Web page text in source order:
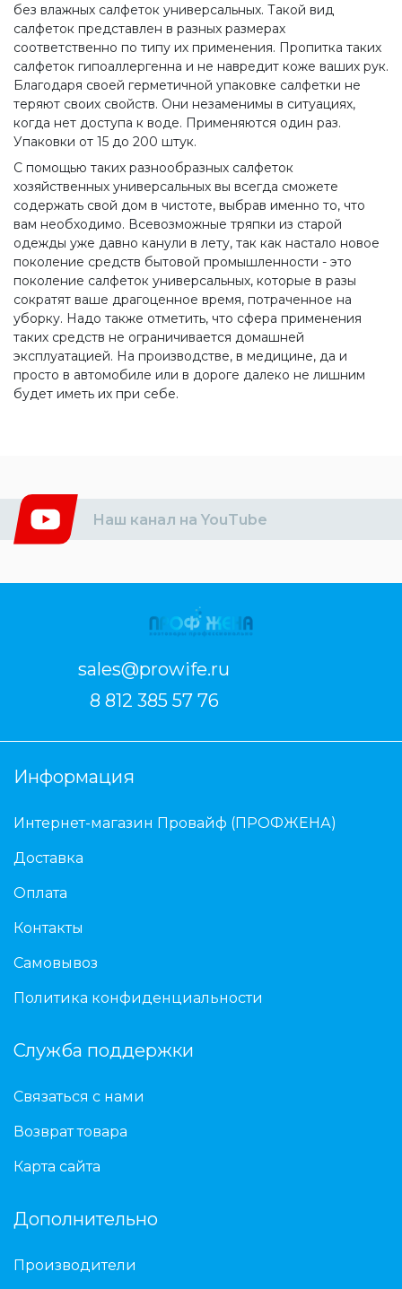
без влажных салфеток универсальных. Такой вид
салфеток представлен в разных размерах
соответственно по типу их применения. Пропитка таких
салфеток гипоаллергенна и не навредит коже ваших рук.
Благодаря своей герметичной упаковке салфетки не
теряют своих свойств. Они незаменимы в ситуациях,
когда нет доступа к воде. Применяются один раз.
Упаковки от 15 до 200 штук.
С помощью таких разнообразных салфеток
хозяйственных универсальных вы всегда сможете
содержать свой дом в чистоте, выбрав именно то, что
вам необходимо. Всевозможные тряпки из старой
одежды уже давно канули в лету, так как настало новое
поколение средств бытовой промышленности - это
поколение салфеток универсальных, которые в разы
сократят ваше драгоценное время, потраченное на
уборку. Надо также отметить, что сфера применения
таких средств не ограничивается домашней
эксплуатацией. На производстве, в медицине, да и
просто в автомобиле или в дороге далеко не лишним
будет иметь их при себе.
Наш канал на YouTube
sales@prowife.ru
8 812 385 57 76
Информация
Интернет-магазин Провайф (ПРОФЖЕНА)
Доставка
Оплата
Контакты
Самовывоз
Политика конфиденциальности
Служба поддержки
Связаться с нами
Возврат товара
Карта сайта
Дополнительно
Производители